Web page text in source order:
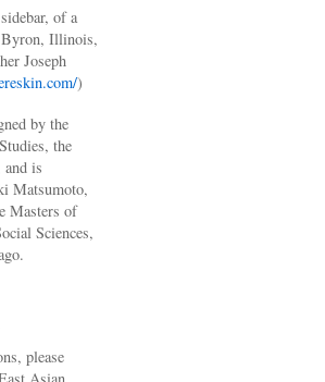
of a
Byron, Illinois,
Joseph
)
by the
the
is
Matsumoto,
Masters of
Sciences,
please